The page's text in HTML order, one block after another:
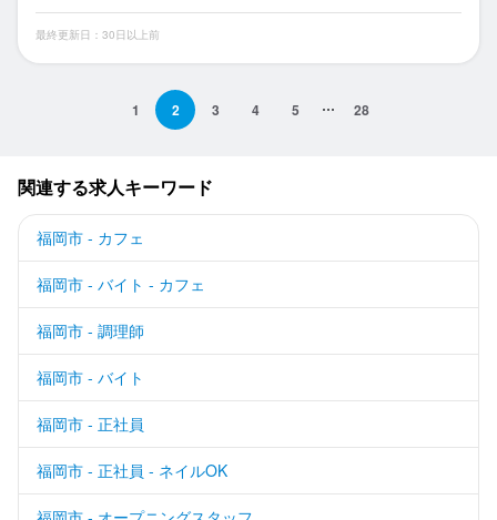
最終更新日：30日以上前
1 2 3 4 5 28
関連する求人キーワード
福岡市 - カフェ
福岡市 - バイト - カフェ
福岡市 - 調理師
福岡市 - バイト
福岡市 - 正社員
福岡市 - 正社員 - ネイルOK